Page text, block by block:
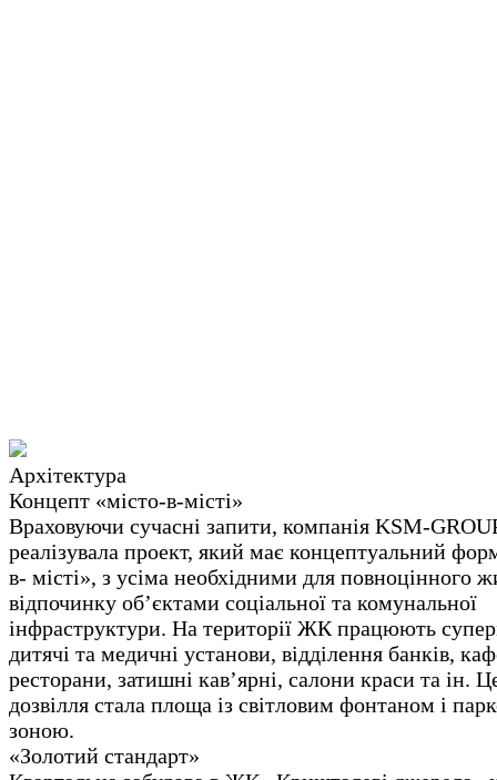
Архітектура
Концепт «місто-в-місті»
Враховуючи сучасні запити, компанія KSM-
реалізувала проект, який має концептуальний
в- місті», з усіма необхідними для повноцінного
відпочинку об’єктами соціальної та комунальної
інфраструктури. На території ЖК працюють
дитячі та медичні установи, відділення банків,
ресторани, затишні кав’ярні, салони краси та ін.
дозвілля стала площа із світловим фонтаном і
зоною.
«Золотий стандарт»